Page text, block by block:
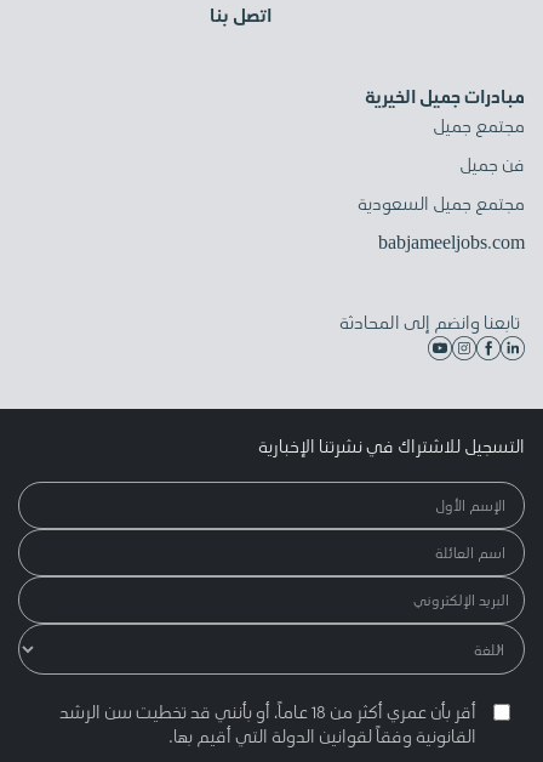
اتصل بنا
مبادرات جميل الخيرية
مجتمع جميل
فن جميل
مجتمع جميل السعودية
babjameeljobs.com
تابعنا وانضم إلى المحادثة
التسجيل للاشتراك في نشرتنا الإخبارية
أقر بأن عمري أكثر من 18 عاماً، أو بأنني قد تخطيت سن الرشد
القانونية وفقاً لقوانين الدولة التي أقيم بها.